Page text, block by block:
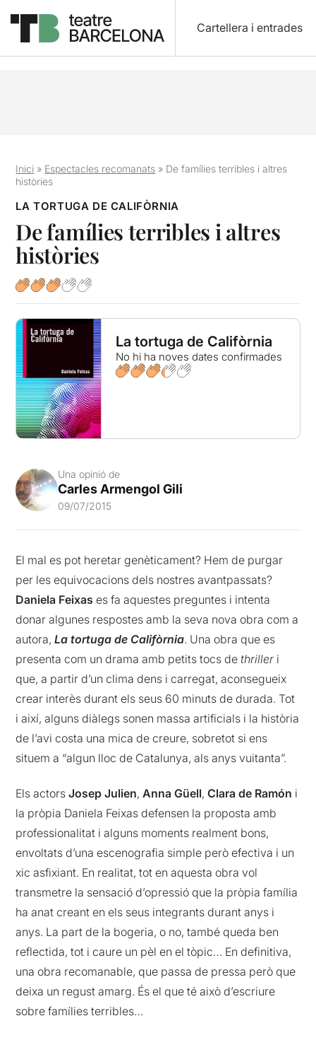
Cartellera i entrades
Inici » Espectacles recomanats » De famílies terribles i altres
històries
LA TORTUGA DE CALIFÒRNIA
De famílies terribles i altres
històries
La tortuga de Califòrnia
No hi ha noves dates confirmades
Una opinió de
Carles Armengol Gili
09/07/2015
El mal es pot heretar genèticament? Hem de purgar
per les equivocacions dels nostres avantpassats?
Daniela Feixas es fa aquestes preguntes i intenta
donar algunes respostes amb la seva nova obra com a
autora,La tortuga de Califòrnia. Una obra que es
presenta com un drama amb petits tocs dethriller i
que, a partir d’un clima dens i carregat, aconsegueix
crear interès durant els seus 60 minuts de durada. Tot
i així, alguns diàlegs sonen massa artificials i la història
de l’avi costa una mica de creure, sobretot si ens
situem a “algun lloc de Catalunya, als anys vuitanta”.
Els actorsJosep Julien,Anna Güell,Clara de Ramón i
la pròpia Daniela Feixas defensen la proposta amb
professionalitat i alguns moments realment bons,
envoltats d’una escenografia simple però efectiva i un
xic asfixiant. En realitat, tot en aquesta obra vol
transmetre la sensació d’opressió que la pròpia família
ha anat creant en els seus integrants durant anys i
anys. La part de la bogeria, o no, també queda ben
reflectida, tot i caure un pèl en el tòpic… En definitiva,
una obra recomanable, que passa de pressa però que
deixa un regust amarg. És el que té això d’escriure
sobre famílies terribles…